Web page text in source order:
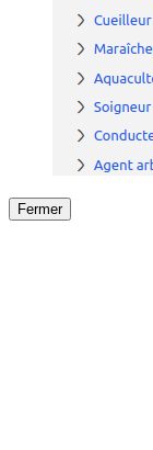
Fermer